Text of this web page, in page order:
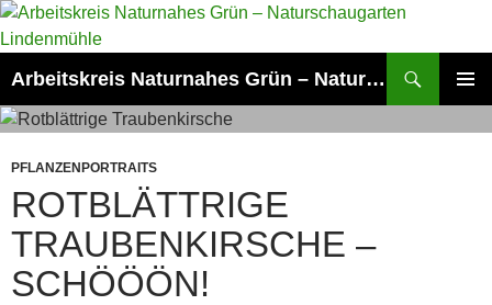
Zum
Inhalt
Arbeitskreis Naturnahes Grün – Naturschaugarten Lindenmühle
PFLANZENPORTRAITS
ROTBLÄTTRIGE
TRAUBENKIRSCHE –
SCHÖÖÖN!